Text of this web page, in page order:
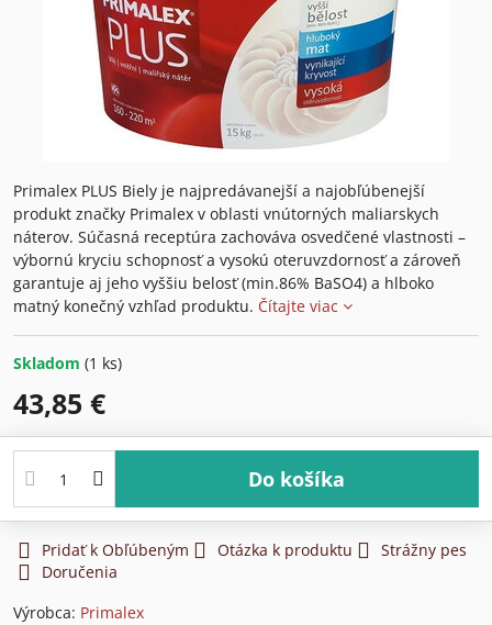
Primalex PLUS Biely je najpredávanejší a najobľúbenejší
produkt značky Primalex v oblasti vnútorných maliarskych
náterov. Súčasná receptúra zachováva osvedčené vlastnosti –
výbornú kryciu schopnosť a vysokú oteruvzdornosť a zároveň
garantuje aj jeho vyššiu belosť (min.86% BaSO4) a hlboko
matný konečný vzhľad produktu. Čítajte viac
Skladom (1 ks)
43,85 €
Do košíka
Pridať k Obľúbeným Otázka k produktu
Strážny pes
Doručenia
Výrobca: Primalex